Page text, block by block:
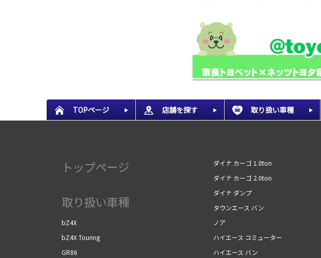
TOPページ 店舗を探す 取り扱い車種
トップページ
取り扱い車種
bZ4X
bZ4X Touring
GR86
ダイナ カーゴ 1.0ton
ダイナ カーゴ 2.0ton
ダイナ ダンプ
タウンエース バン
ノア
ハイエース コミューター
ハイエース バン